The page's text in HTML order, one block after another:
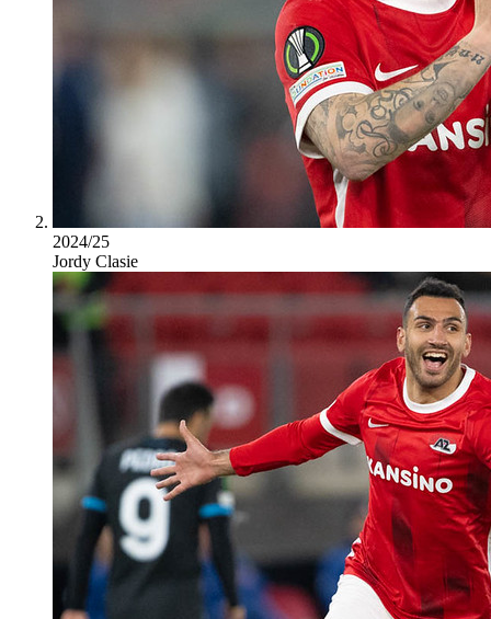
2024/25
Jordy Clasie